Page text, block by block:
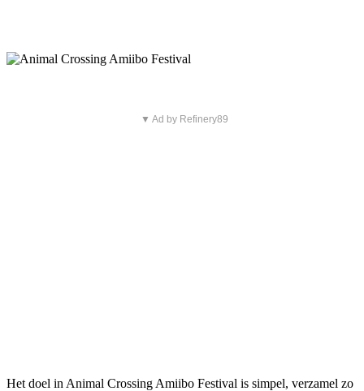
▼ Ad by Refinery89
Het doel in Animal Crossing Amiibo Festival is simpel, verzamel zo